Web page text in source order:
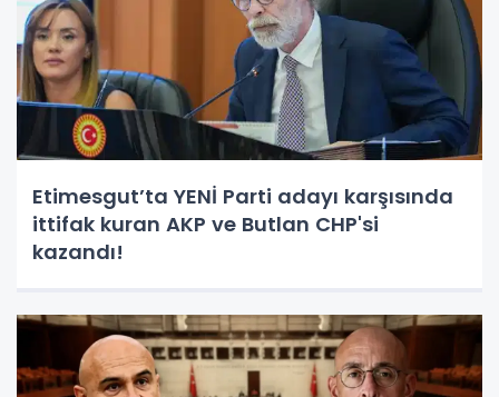
Etimesgut’ta YENİ Parti adayı karşısında
ittifak kuran AKP ve Butlan CHP'si
kazandı!